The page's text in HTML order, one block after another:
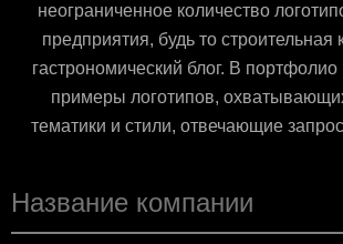
неограниченное количество
предприятия, будь то строительная
гастрономический блог. В
примеры логотипов,
тематики и стили, отвечающие